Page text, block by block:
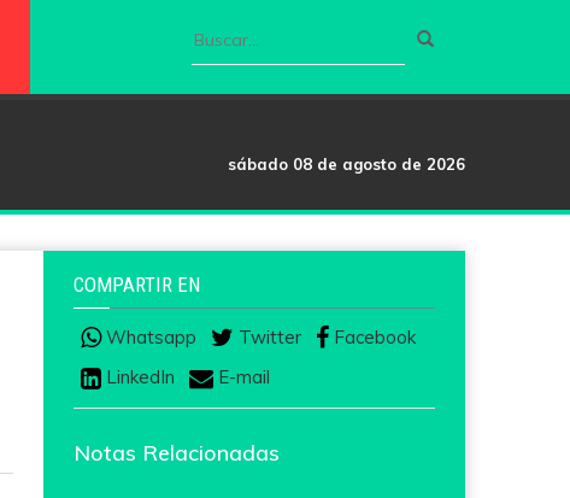
sábado 08 de agosto de 2026
COMPARTIR EN
Whatsapp Twitter
Facebook
LinkedIn
E-mail
Notas Relacionadas